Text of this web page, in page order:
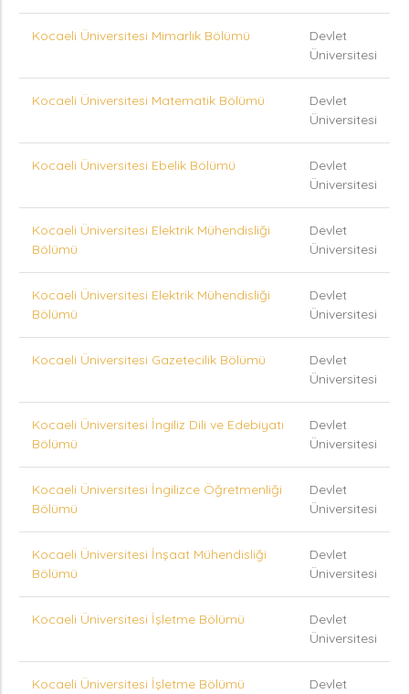
Kocaeli Üniversitesi Mimarlık Bölümü
Devlet
Üniversitesi
Kocaeli Üniversitesi Matematik Bölümü
Devlet
Üniversitesi
Kocaeli Üniversitesi Ebelik Bölümü
Devlet
Üniversitesi
Kocaeli Üniversitesi Elektrik Mühendisliği
Bölümü
Devlet
Üniversitesi
Kocaeli Üniversitesi Elektrik Mühendisliği
Bölümü
Devlet
Üniversitesi
Kocaeli Üniversitesi Gazetecilik Bölümü
Devlet
Üniversitesi
Kocaeli Üniversitesi İngiliz Dili ve Edebiyatı
Bölümü
Devlet
Üniversitesi
Kocaeli Üniversitesi İngilizce Öğretmenliği
Bölümü
Devlet
Üniversitesi
Kocaeli Üniversitesi İnşaat Mühendisliği
Bölümü
Devlet
Üniversitesi
Kocaeli Üniversitesi İşletme Bölümü
Devlet
Üniversitesi
Kocaeli Üniversitesi İşletme Bölümü
Devlet